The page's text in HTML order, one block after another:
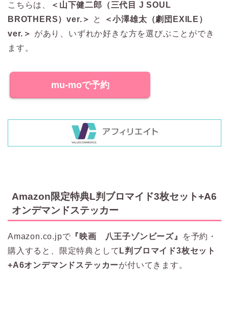
こちらは、
＜山下健二郎（三代目 J SOUL
BROTHERS）ver.＞
と
＜小澤雄太（劇団EXILE）
ver.＞ があり、いずれか好きな方を選びぶことができ
ます。
mu-moで予約
Amazon限定特典L判ブロマイド3枚セット+A6
オンデマンドステッカー
Amazon.co.jpで 『映画 八王子ゾンビーズ』
を予約・
購入すると、限定特典として L判ブロマイド3枚セット
+A6オンデマンドステッカーが付いてきます。